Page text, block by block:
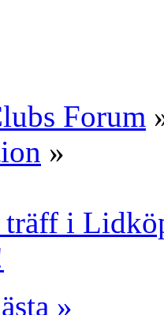
Forum
»
träff i
»